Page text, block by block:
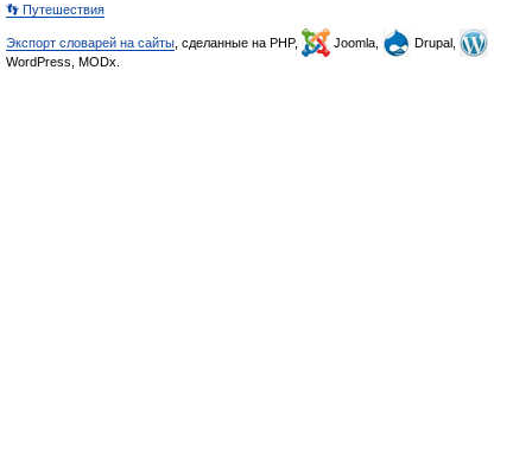
👣 Путешествия
Экспорт словарей на сайты , сделанные на PHP, Joomla,
Drupal,
WordPress, MODx.